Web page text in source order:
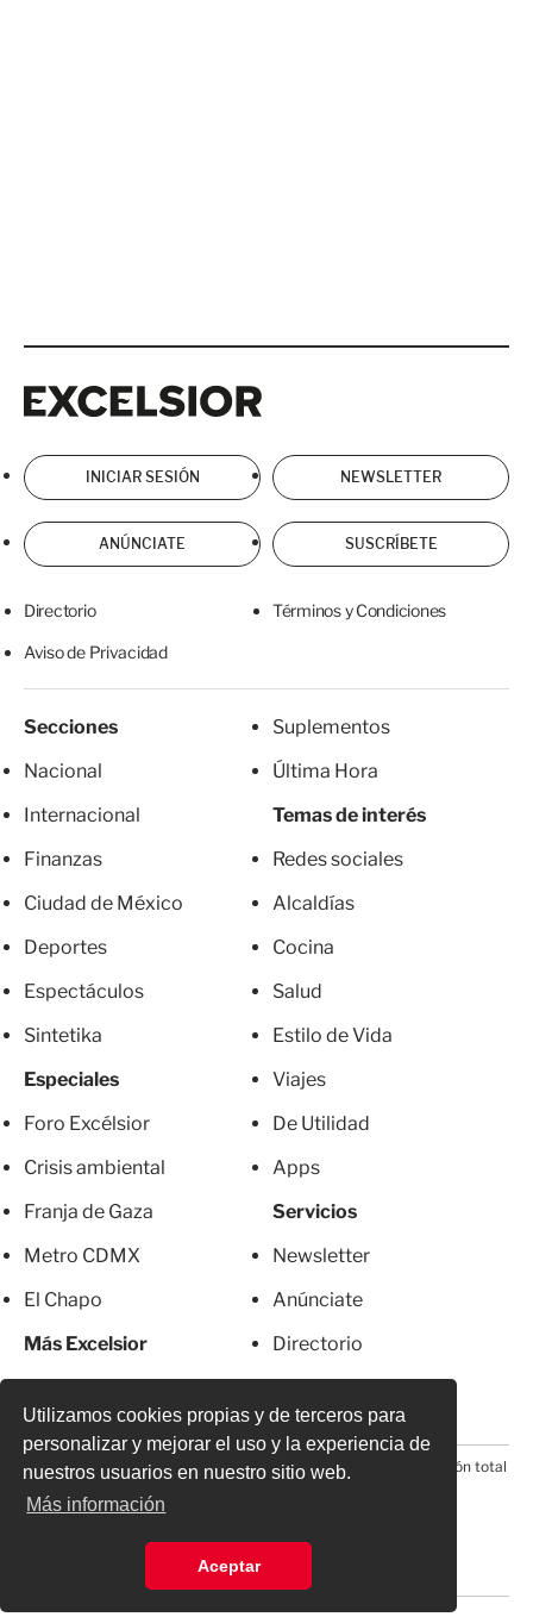
Utilizamos cookies propias y de terceros para
personalizar y mejorar el uso y la experiencia de
nuestros usuarios en nuestro sitio web.
Más información
Aceptar
INICIAR SESIÓN NEWSLETTER
ANÚNCIATE SUSCRÍBETE
Directorio Términos y Condiciones
Aviso de Privacidad
Secciones
Nacional
Internacional
Finanzas
Ciudad de México
Deportes
Espectáculos
Sintetika
Especiales
Foro Excélsior
Crisis ambiental
Franja de Gaza
Metro CDMX
El Chapo
Más Excelsior
Suplementos
Última Hora
Temas de interés
Redes sociales
Alcaldías
Cocina
Salud
Estilo de Vida
Viajes
De Utilidad
Apps
Servicios
Newsletter
Anúnciate
Directorio
© 2026 Todos los derechos reservados. Prohibida la reproducción total
o parcial, incluyendo cualquier medio electrónico*